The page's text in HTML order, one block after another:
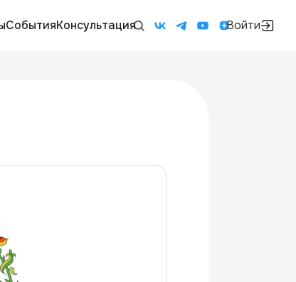
СобытияКонсультация Войти